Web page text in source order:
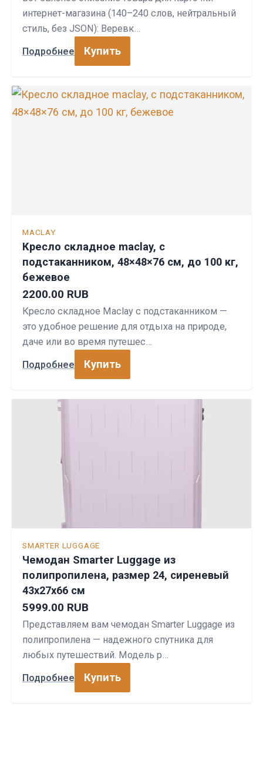
интернет-магазина (140–240 слов, нейтральный
стиль, без JSON): Веревк…
Подробнее Купить
MACLAY
Кресло складное maclay, с
подстаканником, 48×48×76 см, до 100 кг,
бежевое
2200.00 RUB
Кресло складное Maclay с подстаканником —
это удобное решение для отдыха на природе,
даче или во время путешес…
Подробнее Купить
SMARTER LUGGAGE
Чемодан Smarter Luggage из
полипропилена, размер 24, сиреневый
43х27х66 см
5999.00 RUB
Представляем вам чемодан Smarter Luggage из
полипропилена — надежного спутника для
любых путешествий. Модель р…
Подробнее Купить